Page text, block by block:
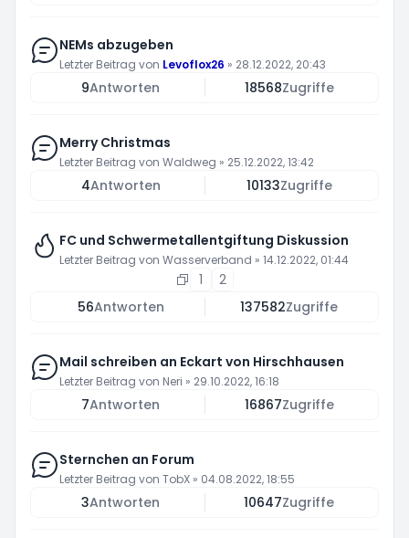
NEMs abzugeben
Letzter Beitrag von Levoflox26 » 28.12.2022, 20:43
9Antworten 18568Zugriffe
Merry Christmas
Letzter Beitrag von Waldweg » 25.12.2022, 13:42
4Antworten 10133Zugriffe
FC und Schwermetallentgiftung Diskussion
Letzter Beitrag von Wasserverband » 14.12.2022, 01:44
1
2
56Antworten 137582Zugriffe
Mail schreiben an Eckart von Hirschhausen
Letzter Beitrag von Neri » 29.10.2022, 16:18
7Antworten 16867Zugriffe
Sternchen an Forum
Letzter Beitrag von TobX » 04.08.2022, 18:55
3Antworten 10647Zugriffe